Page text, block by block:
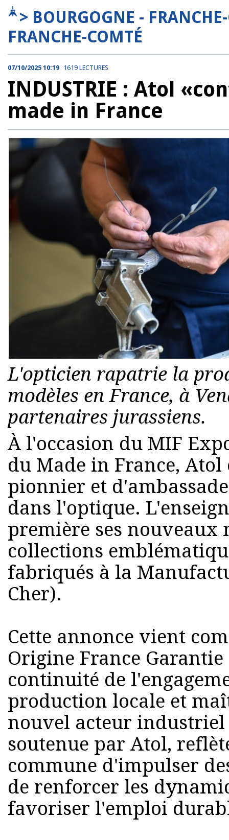
> BOURGOGNE -
FRANCHE-COMTÉ
07/10/2025 10:19 1619 LECTURES
INDUSTRIE : Atol
made in France
L'opticien rapatrie la
modèles en France, à
partenaires jurassiens.
À l'occasion du MIF
du Made in France,
pionnier et
dans l'optique.
première ses nouveaux
collections
fabriqués à la
Cher).
Cette annonce vient
Origine France
continuité de
production locale et
nouvel acteur
soutenue par Atol,
commune d'impulser
de renforcer les
favoriser l'emploi